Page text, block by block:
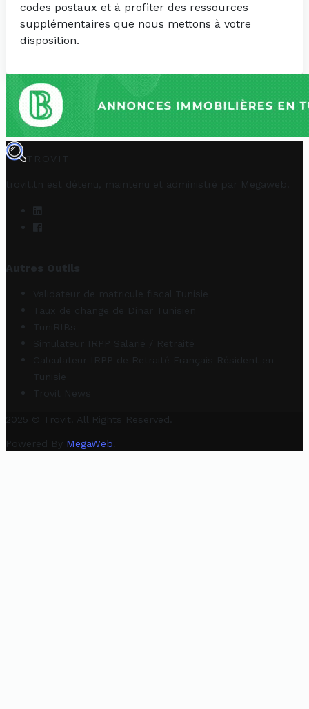
codes postaux et à profiter des ressources
supplémentaires que nous mettons à votre
disposition.
TROVIT
trovit.tn est détenu, maintenu et administré par Megaweb
Autres Outils
Validateur de matricule fiscal Tunisie
Taux de change de Dinar Tunisien
TuniRIBs
Simulateur IRPP Salarié / Retraité
Calculateur IRPP de Retraité Français Résident en
Tunisie
Trovit News
2025 © Trovit. All Rights Reserved.
Powered By MegaWeb